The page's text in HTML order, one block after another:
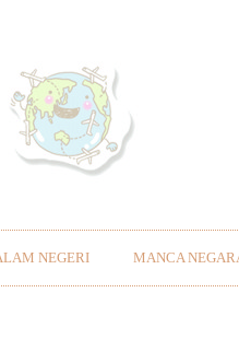
NEGERI MANCA